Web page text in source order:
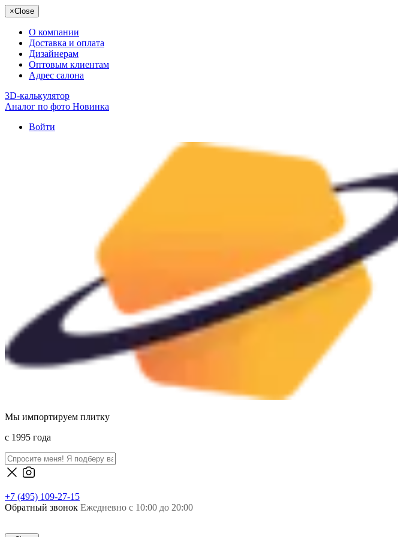
×Close
О компании
Доставка и оплата
Дизайнерам
Оптовым клиентам
Адрес салона
3D-калькулятор
Аналог по фото Новинка
Войти
Мы импортируем плитку
c 1995 года
+7 (495) 109-27-15
Обратный звонок Ежедневно с 10:00 до 20:00